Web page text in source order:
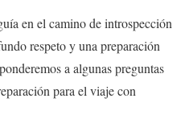
en el camino de introspección
respeto y una preparación
a algunas preguntas
para el viaje con